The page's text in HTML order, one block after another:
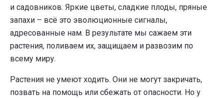
и садовников. Яркие цветы, сладкие плоды, пряные
запахи – всё это эволюционные сигналы,
адресованные нам. В результате мы сажаем эти
растения, поливаем их, защищаем и развозим по
всему миру.
Растения не умеют ходить. Они не могут закричать,
позвать на помощь или сбежать от опасности. Но у